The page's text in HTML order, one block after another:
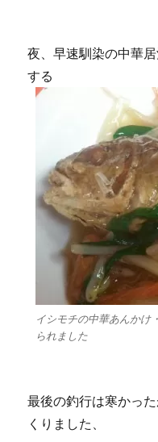
夜、早速馴染の中華
する
イシモチの中華あんかけ
られました
最後の釣行は寒かっ
くりました、